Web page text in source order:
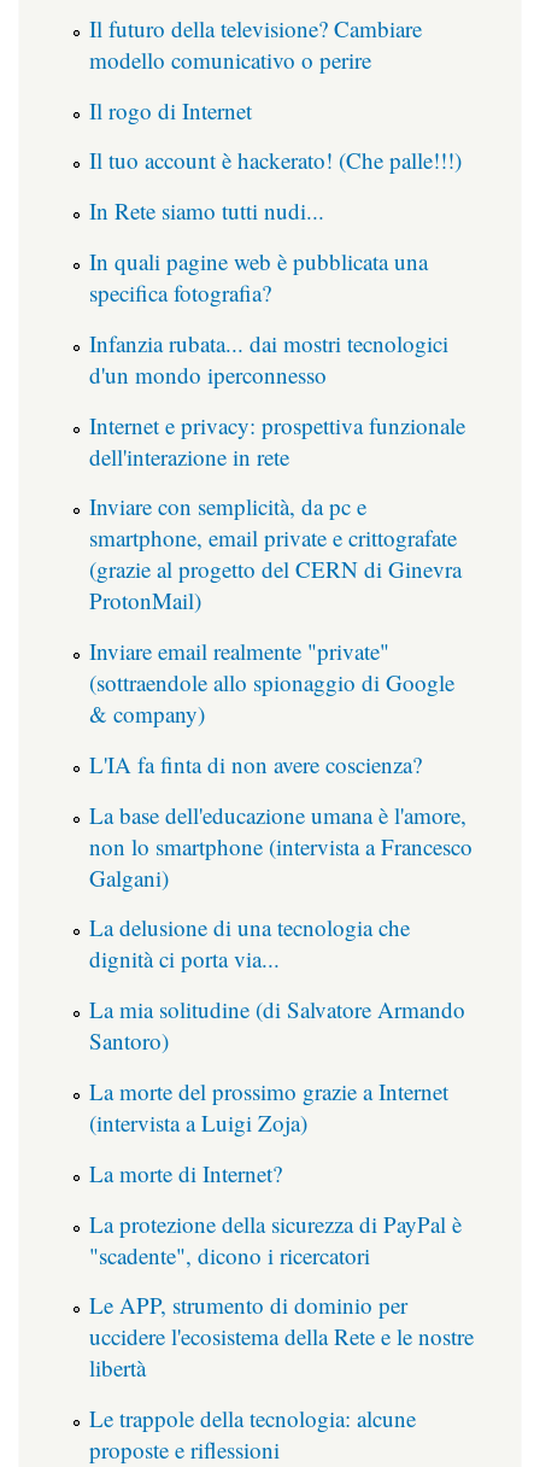
Il futuro della televisione? Cambiare
modello comunicativo o perire
Il rogo di Internet
Il tuo account è hackerato! (Che palle!!!)
In Rete siamo tutti nudi...
In quali pagine web è pubblicata una
specifica fotografia?
Infanzia rubata... dai mostri tecnologici
d'un mondo iperconnesso
Internet e privacy: prospettiva funzionale
dell'interazione in rete
Inviare con semplicità, da pc e
smartphone, email private e crittografate
(grazie al progetto del CERN di Ginevra
ProtonMail)
Inviare email realmente "private"
(sottraendole allo spionaggio di Google
& company)
L'IA fa finta di non avere coscienza?
La base dell'educazione umana è l'amore,
non lo smartphone (intervista a Francesco
Galgani)
La delusione di una tecnologia che
dignità ci porta via...
La mia solitudine (di Salvatore Armando
Santoro)
La morte del prossimo grazie a Internet
(intervista a Luigi Zoja)
La morte di Internet?
La protezione della sicurezza di PayPal è
"scadente", dicono i ricercatori
Le APP, strumento di dominio per
uccidere l'ecosistema della Rete e le nostre
libertà
Le trappole della tecnologia: alcune
proposte e riflessioni